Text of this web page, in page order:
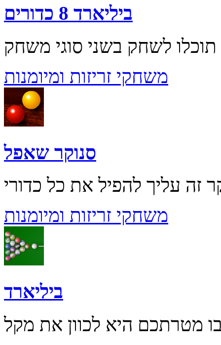
ביליארד 8 כדורים
משחקי זריזות ומיומנות
סנוקר שאפל
משחקי זריזות ומיומנות
ביליארד